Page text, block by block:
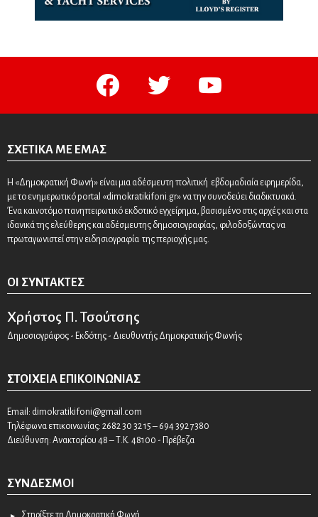
facebook twitter youtube
ΣΧΕΤΙΚΆ ΜΕ ΕΜΆΣ
Η «Δημοκρατική Φωνή» είναι μια αδέσμευτη πολιτική εβδομαδιαία εφημερίδα,
με το ενημερωτικό portal «dimokratikifoni.gr» να την συνοδεύει διαδικτυακά.
Ένα καινοτόμο πανηπειρωτικό εκδοτικό εγχείρημα, βασισμένο στις αρχές και στα
ιδανικά της ελεύθερης και αδέσμευτης δημοσιογραφίας, φιλοδοξώντας να
πρωταγωνιστεί στην ειδησιογραφία της περιοχής μας.
ΟΙ ΣΥΝΤΆΚΤΕΣ
Χρήστος Π. Τσούτσης
Δημοσιογράφος - Εκδότης - Διευθυντής Δημοκρατικής Φωνής
ΣΤΟΙΧΕΊΑ ΕΠΙΚΟΙΝΩΝΊΑΣ
Email: dimokratikifoni@gmail.com
Τηλέφωνα επικοινωνίας: 2682 30 32 15 – 694 392 7380
Διεύθυνση: Ανακτορίου 48 – Τ.Κ. 48100 - Πρέβεζα
ΣΎΝΔΕΣΜΟΙ
Στηρίξτε τη Δημοκρατική Φωνή